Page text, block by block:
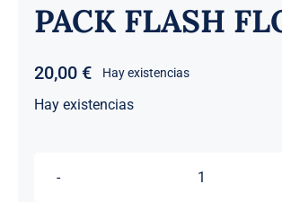
PACK FLASH
20,00 € Hay existencias
Hay existencias
PACK